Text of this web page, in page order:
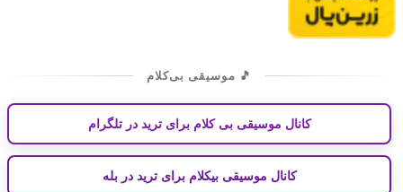
🎵 موسیقی بی‌کلام
کانال موسیقی بی کلام برای ترید در تلگرام
کانال موسیقی بیکلام برای ترید در بله